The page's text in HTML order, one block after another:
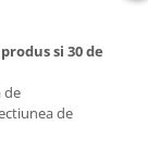
si 30 de
de
de